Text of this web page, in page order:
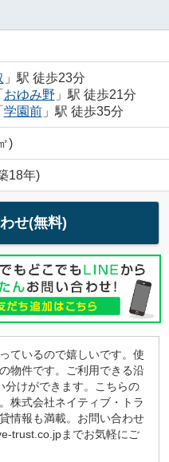
」駅 徒歩23分
おゆみ野 」駅 徒歩21分
学園前」駅 徒歩35分
)
18年)
せ(無料)
ているので嬉しいです。使
物件です。ご利用できる沿
分けができます。こちらの
株式会社ネイティブ・トラ
情報も満載。お問い合わせ
trust.co.jpまでお気軽にご